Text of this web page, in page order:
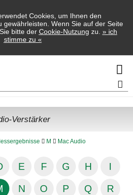
Cookies, um Ihnen den
gewährleisten. Wenn Sie auf der Seite
bitte der Cookie-Nutzung zu. » ich
stimme zu «
Verstärker
M Mac Audio
E F G H I
N O P Q R